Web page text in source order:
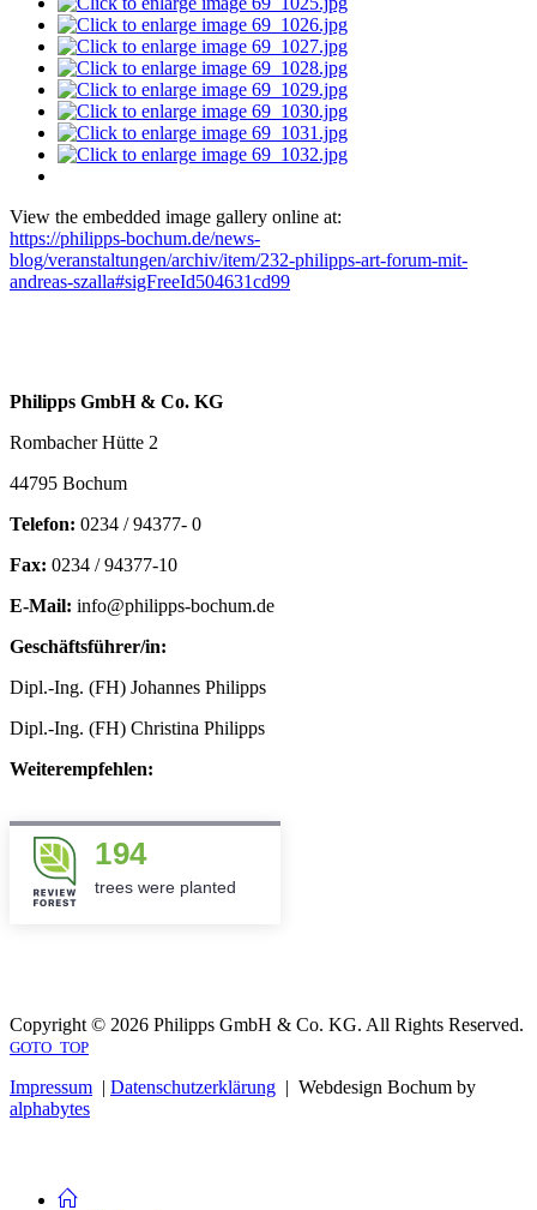
View the embedded image gallery online at:
https://philipps-bochum.de/news-
blog/veranstaltungen/archiv/item/232-philipps-art-forum-mit-
andreas-szalla#sigFreeId504631cd99
Philipps GmbH & Co. KG
Rombacher Hütte 2
44795 Bochum
Telefon: 0234 / 94377- 0
Fax: 0234 / 94377-10
E-Mail: info@philipps-bochum.de
Geschäftsführer/in:
Dipl.-Ing. (FH) Johannes Philipps
Dipl.-Ing. (FH) Christina Philipps
Weiterempfehlen:
194
trees were planted
Copyright © 2026 Philipps GmbH & Co. KG. All Rights Reserved.
GOTO_TOP
Impressum | Datenschutzerklärung | Webdesign Bochum by
alphabytes